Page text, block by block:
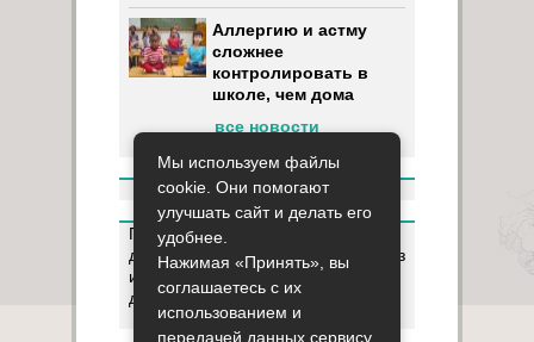
Аллергию и астму
сложнее
контролировать в
школе, чем дома
все новости
Пользуясь данным ресурсом вы
даёте разрешение на сбор, анализ
и хранение своих персональных
данных согласно Правилам
Мы используем файлы
cookie. Они помогают
улучшать сайт и делать его
удобнее.
Нажимая «Принять», вы
соглашаетесь с их
использованием и
передачей данных сервису